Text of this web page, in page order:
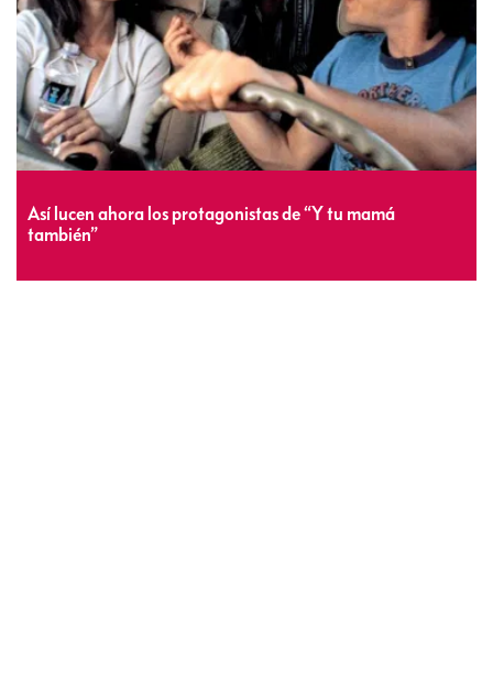
Así lucen ahora los protagonistas de “Y tu mamá
también”